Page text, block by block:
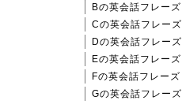
Bの英会話フレーズ
Cの英会話フレーズ
Dの英会話フレーズ
Eの英会話フレーズ
Fの英会話フレーズ
Gの英会話フレーズ